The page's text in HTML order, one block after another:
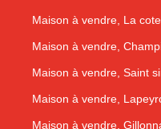
Maison à vendre, La
Maison à vendre,
Maison à vendre, Saint
Maison à vendre,
Maison à vendre,